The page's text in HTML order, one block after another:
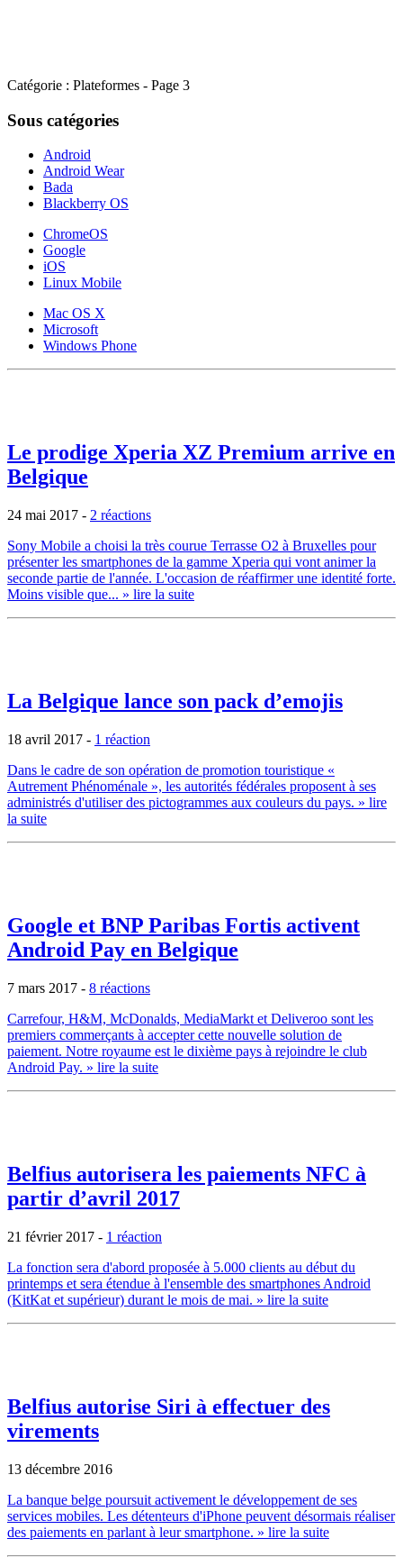
Catégorie : Plateformes - Page 3
Sous catégories
Android
Android Wear
Bada
Blackberry OS
ChromeOS
Google
iOS
Linux Mobile
Mac OS X
Microsoft
Windows Phone
Le prodige Xperia XZ Premium arrive en
Belgique
24 mai 2017 - 2 réactions
Sony Mobile a choisi la très courue Terrasse O2 à Bruxelles pour
présenter les smartphones de la gamme Xperia qui vont animer la
seconde partie de l'année. L'occasion de réaffirmer une identité forte.
Moins visible que... » lire la suite
La Belgique lance son pack d’emojis
18 avril 2017 - 1 réaction
Dans le cadre de son opération de promotion touristique «
Autrement Phénoménale », les autorités fédérales proposent à ses
administrés d'utiliser des pictogrammes aux couleurs du pays. » lire
la suite
Google et BNP Paribas Fortis activent
Android Pay en Belgique
7 mars 2017 - 8 réactions
Carrefour, H&M, McDonalds, MediaMarkt et Deliveroo sont les
premiers commerçants à accepter cette nouvelle solution de
paiement. Notre royaume est le dixième pays à rejoindre le club
Android Pay. » lire la suite
Belfius autorisera les paiements NFC à
partir d’avril 2017
21 février 2017 - 1 réaction
La fonction sera d'abord proposée à 5.000 clients au début du
printemps et sera étendue à l'ensemble des smartphones Android
(KitKat et supérieur) durant le mois de mai. » lire la suite
Belfius autorise Siri à effectuer des
virements
13 décembre 2016
La banque belge poursuit activement le développement de ses
services mobiles. Les détenteurs d'iPhone peuvent désormais réaliser
des paiements en parlant à leur smartphone. » lire la suite